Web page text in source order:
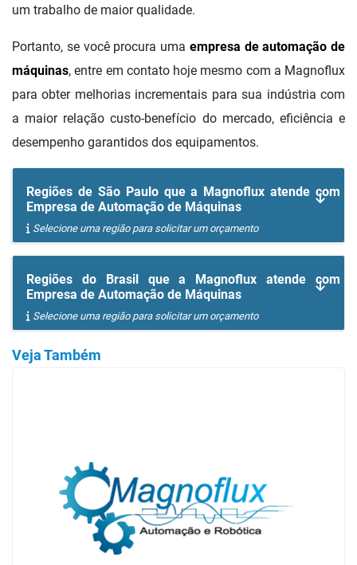
um trabalho de maior qualidade.
Portanto, se você procura uma empresa de automação de
máquinas, entre em contato hoje mesmo com a Magnoflux
para obter melhorias incrementais para sua indústria com
a maior relação custo-benefício do mercado, eficiência e
desempenho garantidos dos equipamentos.
Regiões de São Paulo que a Magnoflux atende com
Empresa de Automação de Máquinas
Selecione uma região para solicitar um orçamento
Regiões do Brasil que a Magnoflux atende com
Empresa de Automação de Máquinas
Selecione uma região para solicitar um orçamento
Veja Também